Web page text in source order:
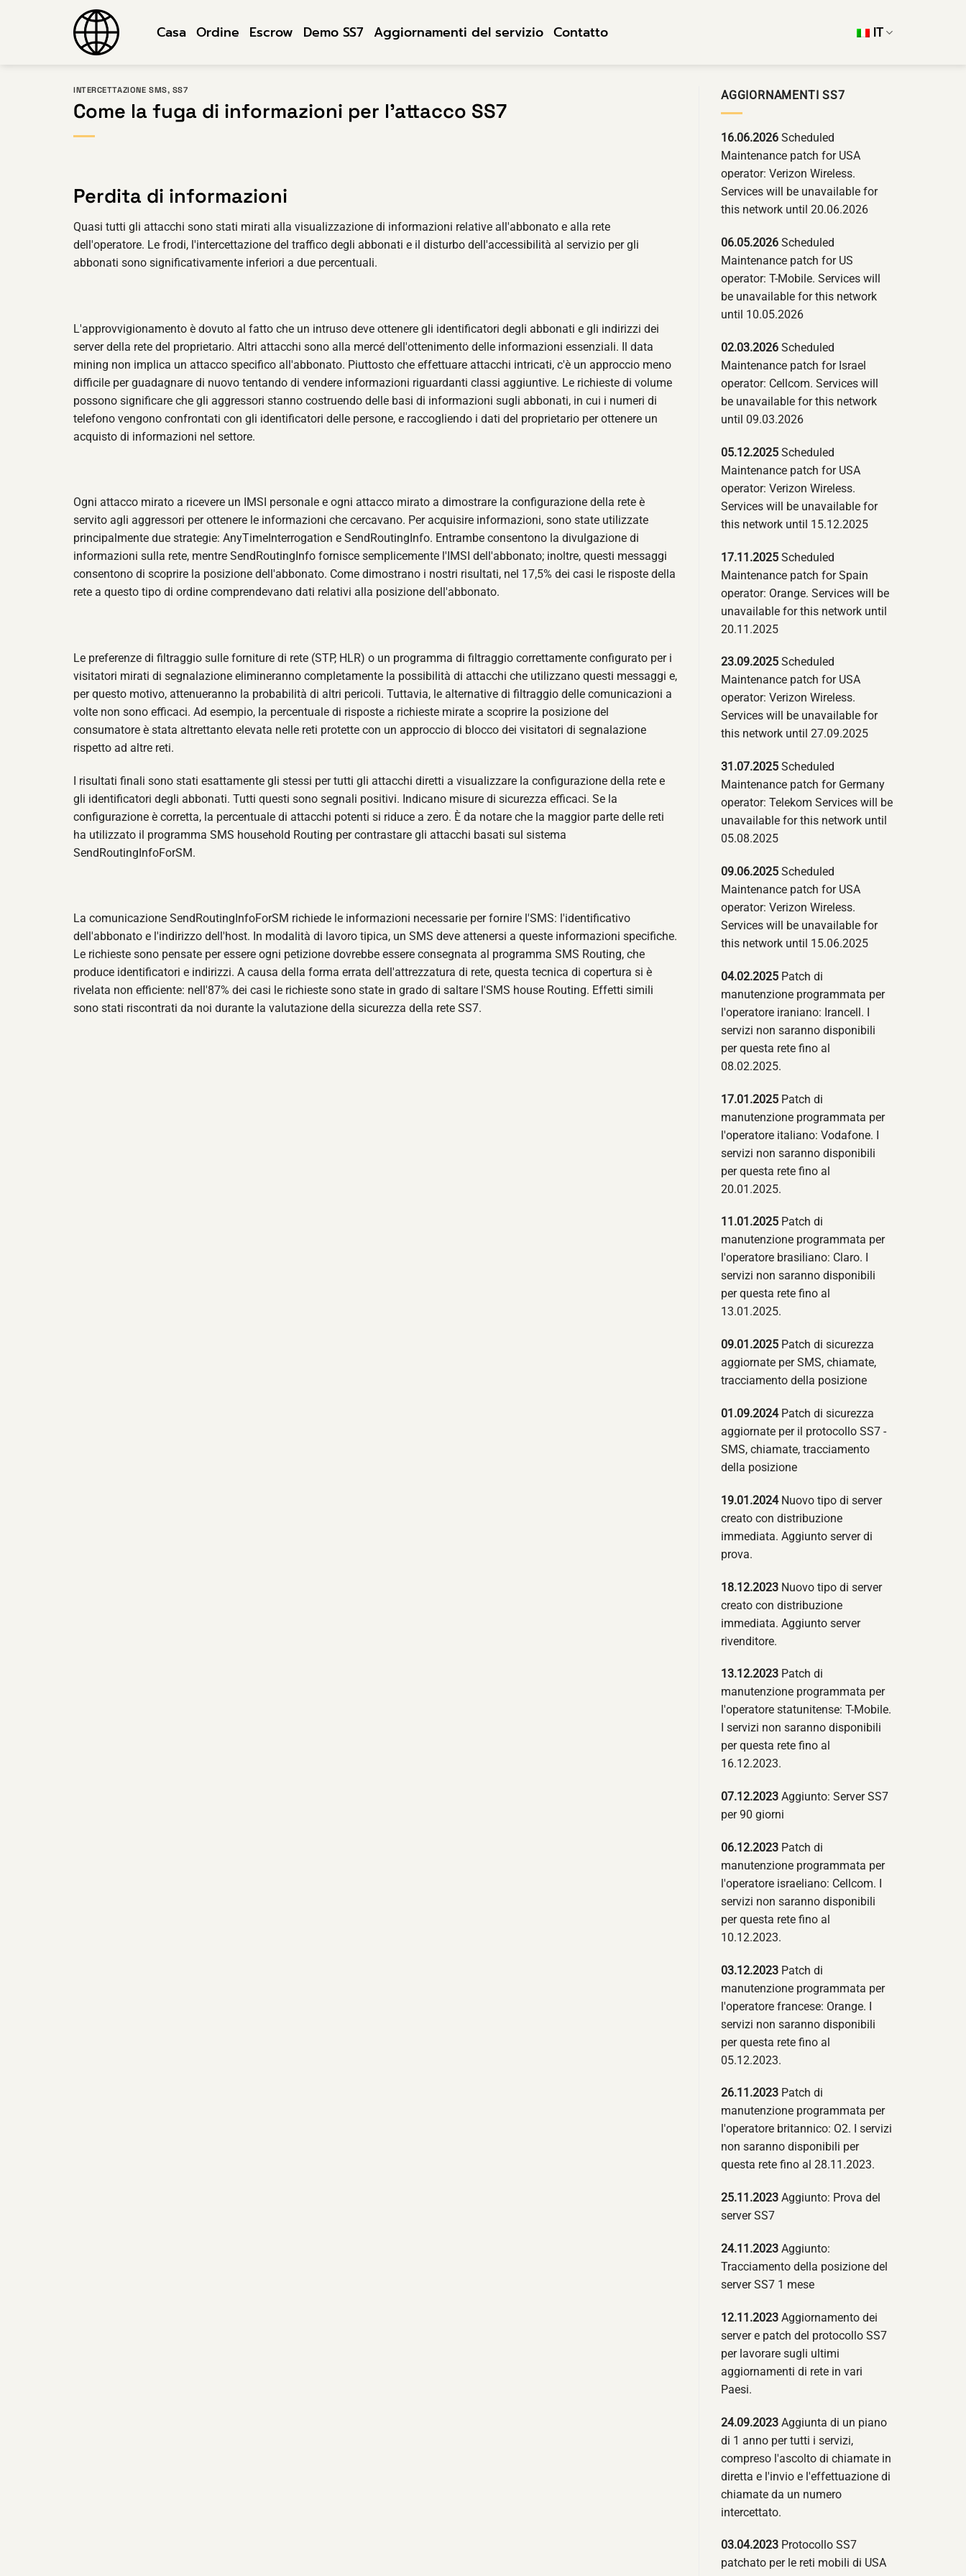
Casa Ordine Escrow Demo SS7 Aggiornamenti del servizio Contatto IT
INTERCETTAZIONE SMS, SS7
Come la fuga di informazioni per l'attacco SS7
Perdita di informazioni
Quasi tutti gli attacchi sono stati mirati alla visualizzazione di informazioni relative all'abbonato e alla rete
dell'operatore. Le frodi, l'intercettazione del traffico degli abbonati e il disturbo dell'accessibilità al servizio per gli
abbonati sono significativamente inferiori a due percentuali.
L'approvvigionamento è dovuto al fatto che un intruso deve ottenere gli identificatori degli abbonati e gli indirizzi dei
server della rete del proprietario. Altri attacchi sono alla mercé dell'ottenimento delle informazioni essenziali. Il data
mining non implica un attacco specifico all'abbonato. Piuttosto che effettuare attacchi intricati, c'è un approccio meno
difficile per guadagnare di nuovo tentando di vendere informazioni riguardanti classi aggiuntive. Le richieste di volume
possono significare che gli aggressori stanno costruendo delle basi di informazioni sugli abbonati, in cui i numeri di
telefono vengono confrontati con gli identificatori delle persone, e raccogliendo i dati del proprietario per ottenere un
acquisto di informazioni nel settore.
Ogni attacco mirato a ricevere un IMSI personale e ogni attacco mirato a dimostrare la configurazione della rete è
servito agli aggressori per ottenere le informazioni che cercavano. Per acquisire informazioni, sono state utilizzate
principalmente due strategie: AnyTimeInterrogation e SendRoutingInfo. Entrambe consentono la divulgazione di
informazioni sulla rete, mentre SendRoutingInfo fornisce semplicemente l'IMSI dell'abbonato; inoltre, questi messaggi
consentono di scoprire la posizione dell'abbonato. Come dimostrano i nostri risultati, nel 17,5% dei casi le risposte della
rete a questo tipo di ordine comprendevano dati relativi alla posizione dell'abbonato.
Le preferenze di filtraggio sulle forniture di rete (STP, HLR) o un programma di filtraggio correttamente configurato per i
visitatori mirati di segnalazione elimineranno completamente la possibilità di attacchi che utilizzano questi messaggi e,
per questo motivo, attenueranno la probabilità di altri pericoli. Tuttavia, le alternative di filtraggio delle comunicazioni a
volte non sono efficaci. Ad esempio, la percentuale di risposte a richieste mirate a scoprire la posizione del
consumatore è stata altrettanto elevata nelle reti protette con un approccio di blocco dei visitatori di segnalazione
rispetto ad altre reti.
I risultati finali sono stati esattamente gli stessi per tutti gli attacchi diretti a visualizzare la configurazione della rete e
gli identificatori degli abbonati. Tutti questi sono segnali positivi. Indicano misure di sicurezza efficaci. Se la
configurazione è corretta, la percentuale di attacchi potenti si riduce a zero. È da notare che la maggior parte delle reti
ha utilizzato il programma SMS household Routing per contrastare gli attacchi basati sul sistema
SendRoutingInfoForSM.
La comunicazione SendRoutingInfoForSM richiede le informazioni necessarie per fornire l'SMS: l'identificativo
dell'abbonato e l'indirizzo dell'host. In modalità di lavoro tipica, un SMS deve attenersi a queste informazioni specifiche.
Le richieste sono pensate per essere ogni petizione dovrebbe essere consegnata al programma SMS Routing, che
produce identificatori e indirizzi. A causa della forma errata dell'attrezzatura di rete, questa tecnica di copertura si è
rivelata non efficiente: nell'87% dei casi le richieste sono state in grado di saltare l'SMS house Routing. Effetti simili
sono stati riscontrati da noi durante la valutazione della sicurezza della rete SS7.
AGGIORNAMENTI SS7
16.06.2026 Scheduled
Maintenance patch for USA
operator: Verizon Wireless.
Services will be unavailable for
this network until 20.06.2026
06.05.2026 Scheduled
Maintenance patch for US
operator: T-Mobile. Services will
be unavailable for this network
until 10.05.2026
02.03.2026 Scheduled
Maintenance patch for Israel
operator: Cellcom. Services will
be unavailable for this network
until 09.03.2026
05.12.2025 Scheduled
Maintenance patch for USA
operator: Verizon Wireless.
Services will be unavailable for
this network until 15.12.2025
17.11.2025 Scheduled
Maintenance patch for Spain
operator: Orange. Services will be
unavailable for this network until
20.11.2025
23.09.2025 Scheduled
Maintenance patch for USA
operator: Verizon Wireless.
Services will be unavailable for
this network until 27.09.2025
31.07.2025 Scheduled
Maintenance patch for Germany
operator: Telekom Services will be
unavailable for this network until
05.08.2025
09.06.2025 Scheduled
Maintenance patch for USA
operator: Verizon Wireless.
Services will be unavailable for
this network until 15.06.2025
04.02.2025 Patch di
manutenzione programmata per
l'operatore iraniano: Irancell. I
servizi non saranno disponibili
per questa rete fino al
08.02.2025.
17.01.2025 Patch di
manutenzione programmata per
l'operatore italiano: Vodafone. I
servizi non saranno disponibili
per questa rete fino al
20.01.2025.
11.01.2025 Patch di
manutenzione programmata per
l'operatore brasiliano: Claro. I
servizi non saranno disponibili
per questa rete fino al
13.01.2025.
09.01.2025 Patch di sicurezza
aggiornate per SMS, chiamate,
tracciamento della posizione
01.09.2024Patch di sicurezza
aggiornate per il protocollo SS7 -
SMS, chiamate, tracciamento
della posizione
19.01.2024Nuovo tipo di server
creato con distribuzione
immediata. Aggiunto server di
prova.
18.12.2023 Nuovo tipo di server
creato con distribuzione
immediata. Aggiunto server
rivenditore.
13.12.2023 Patch di
manutenzione programmata per
l'operatore statunitense: T-Mobile.
I servizi non saranno disponibili
per questa rete fino al
16.12.2023.
07.12.2023 Aggiunto: Server SS7
per 90 giorni
06.12.2023 Patch di
manutenzione programmata per
l'operatore israeliano: Cellcom. I
servizi non saranno disponibili
per questa rete fino al
10.12.2023.
03.12.2023 Patch di
manutenzione programmata per
l'operatore francese: Orange. I
servizi non saranno disponibili
per questa rete fino al
05.12.2023.
26.11.2023 Patch di
manutenzione programmata per
l'operatore britannico: O2. I servizi
non saranno disponibili per
questa rete fino al 28.11.2023.
25.11.2023 Aggiunto: Prova del
server SS7
24.11.2023 Aggiunto:
Tracciamento della posizione del
server SS7 1 mese
12.11.2023 Aggiornamento dei
server e patch del protocollo SS7
per lavorare sugli ultimi
aggiornamenti di rete in vari
Paesi.
24.09.2023 Aggiunta di un piano
di 1 anno per tutti i servizi,
compreso l'ascolto di chiamate in
diretta e l'invio e l'effettuazione di
chiamate da un numero
intercettato.
03.04.2023 Protocollo SS7
patchato per le reti mobili di USA